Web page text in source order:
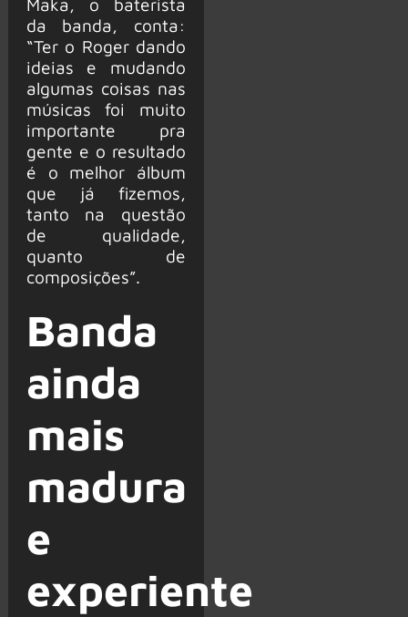
Maka, o baterista
da banda, conta:
“Ter o Roger dando
ideias e mudando
algumas coisas nas
músicas foi muito
importante pra
gente e o resultado
é o melhor álbum
que já fizemos,
tanto na questão
de qualidade,
quanto de
composições”.
Banda
ainda
mais
madura
e
experiente